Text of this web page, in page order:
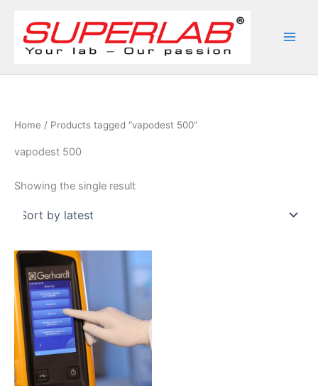
content
Home / Products tagged “vapodest 500”
vapodest 500
Showing the single result